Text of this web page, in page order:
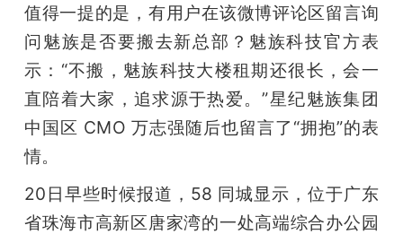
值得一提的是，有用户在该微博评论区留言询
问魅族是否要搬去新总部？魅族科技官方表
示：“不搬，魅族科技大楼租期还很长，会一
直陪着大家，追求源于热爱。”星纪魅族集团
中国区 CMO 万志强随后也留言了“拥抱”的表
情。
20日早些时候报道，58 同城显示，位于广东
省珠海市高新区唐家湾的一处高端综合办公园